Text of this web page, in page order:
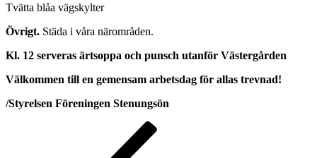
Tvätta blåa vägskylter
Övrigt. Städa i våra närområden.
Kl. 12 serveras ärtsoppa och punsch utanför Västergården
Välkommen till en gemensam arbetsdag för allas trevnad!
/Styrelsen Föreningen Stenungsön
Inläggsnavigering